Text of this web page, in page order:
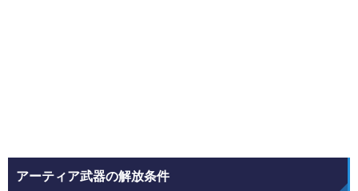
アーティア武器の解放条件